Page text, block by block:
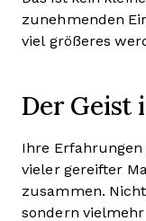
zunehmenden
viel größeres
Der Geist
Ihre Erfahrungen
vieler gereifter
zusammen.
sondern